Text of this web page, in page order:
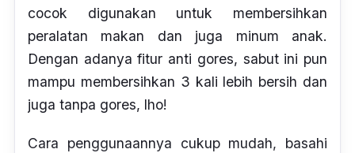
cocok digunakan untuk membersihkan
peralatan makan dan juga minum anak.
Dengan adanya fitur anti gores, sabut ini pun
mampu membersihkan 3 kali lebih bersih dan
juga tanpa gores, lho!
Cara penggunaannya cukup mudah, basahi